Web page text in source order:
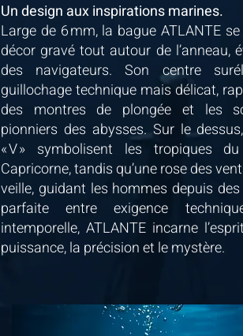
Un design aux inspirations marines.
Large de 6 mm, la bague ATLANTE
décor gravé tout autour de l’anneau,
des navigateurs. Son centre
guillochage technique mais délicat,
des montres de plongée et les
pionniers des abysses. Sur le
« V » symbolisent les tropiques
Capricorne, tandis qu’une rose des
veille, guidant les hommes depuis
parfaite entre exigence
intemporelle, ATLANTE incarne
puissance, la précision et le mystère.